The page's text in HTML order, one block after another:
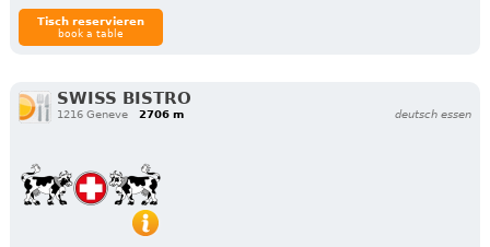
Tisch reservieren
book a table
SWISS BISTRO
1216 Geneve 2706 m deutsch essen